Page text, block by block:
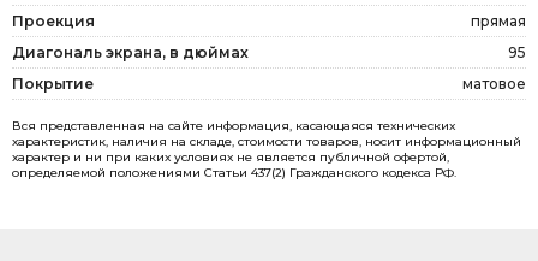
Проекция
прямая
Диагональ экрана, в дюймах
95
Покрытие
матовое
Вся представленная на сайте информация, касающаяся технических
характеристик, наличия на складе, стоимости товаров, носит информационный
характер и ни при каких условиях не является публичной офертой,
определяемой положениями Статьи 437(2) Гражданского кодекса РФ.